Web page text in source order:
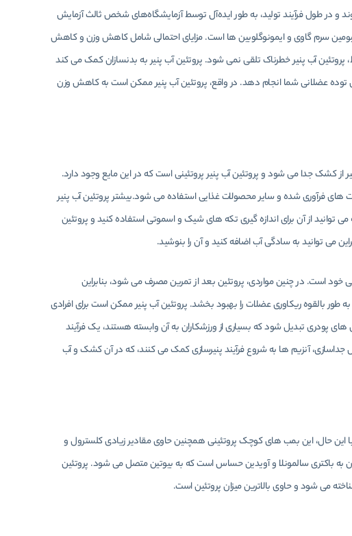
و در طول فرآیند تولید، به طور ایده‌آل توسط آزمایشگاه‌های شخص ثالث آزمایش
آلبومین سرم گاوی و ایمونوگلوبین ها است. مزایای احتمالی شامل کاهش وزن و کاهش
آب پنیر خطرناک تلقی نمی شود. پروتئین آب پنیر به بدنسازان کمک می کند
توده عضلانی شما انجام دهد. در واقع، پروتئین آب پنیر ممکن است به کاهش وزن
از کشک جدا می شود و پروتئین آب پنیر پروتئینی است که در این مایع وجود دارد.
فرآوری شده و سایر محصولات غذایی استفاده می شود.بیشتر پروتئین آب پنیر
از آن برای اندازه گیری تکه های شیک و اسموتی استفاده کنید و پروتئین
می توانید به سادگی آب اضافه کنید و آن را بنوشید.
خود است. در چنین مواردی، پروتئین بعد از تمرین مصرف می شود، بنابراین
بالقوه ریکاوری عضلات را بهبود بخشد. پروتئین آب پنیر ممکن است برای افرادی
پودری تبدیل شود که بسیاری از ورزشکاران به آن وابسته هستند، یک فرآیند
آنزیم ها به شروع فرآیند پنیرسازی کمک می کنند، که در آن کشک و آب
این حال، این بمب های کوچک پروتئینی همچنین حاوی مقادیر زیادی کلسترول و
باکتری سالمونلا و آویدین حساس است که به بیوتین متصل می شود. پروتئین
می شود و حاوی بالاترین میزان پروتئین است.